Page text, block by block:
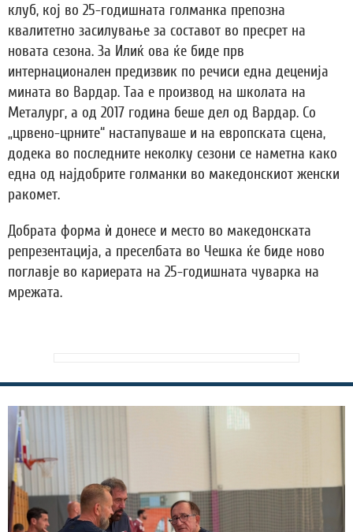
клуб, кој во 25-годишната голманка препозна
квалитетно засилување за составот во пресрет на
новата сезона. За Илиќ ова ќе биде прв
интернационален предизвик по речиси една деценија
мината во Вардар. Таа е производ на школата на
Металург, а од 2017 година беше дел од Вардар. Со
„црвено-црните“ настапуваше и на европската сцена,
додека во последните неколку сезони се наметна како
една од најдобрите голманки во македонскиот женски
ракомет.
Добрата форма ѝ донесе и место во македонската
репрезентација, а преселбата во Чешка ќе биде ново
поглавје во кариерата на 25-годишната чуварка на
мрежата.